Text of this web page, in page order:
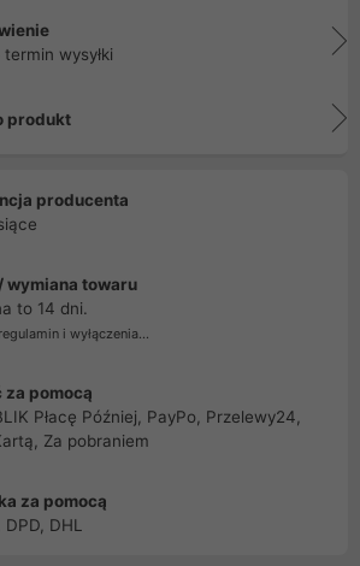
wysyłki
produkt
producenta
wymiana towaru
to 14 dni.
i wyłączenia...
za pomocą
Płacę Później, PayPo, Przelewy24,
Za pobraniem
za pomocą
DHL